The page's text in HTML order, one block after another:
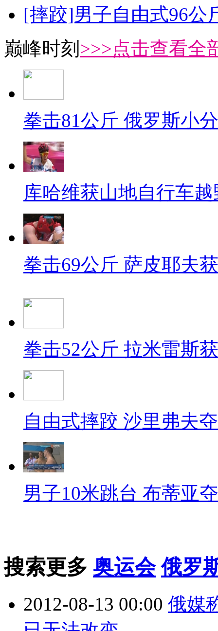
[摔跤]男子自由式96公
巅峰时刻 >>>点击查看全
拳击81公斤 俄罗斯小
库哈维获山地自行车
拳击69公斤 萨皮耶夫
拳击52公斤 拉米雷斯
自由式摔跤 沙里弗夫
男子10米跳台 布蒂亚
搜索更多 奥运会 俄罗
2012-08-13 00:00 俄媒